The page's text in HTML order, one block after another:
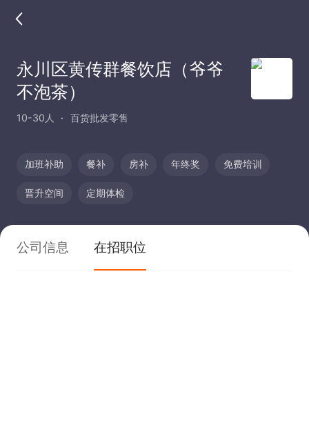
永川区黄传群餐饮店（爷爷
不泡茶）
10-30人 百货批发零售
加班补助 餐补 房补 年终奖 免费培训
晋升空间 定期体检
公司信息 在招职位